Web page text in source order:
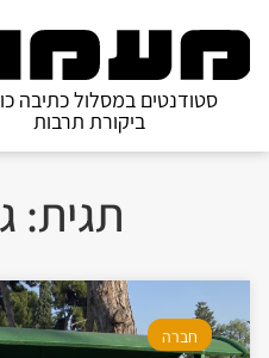
סטודנטים במסלול כתיבה
ביקורת תרבות
תגית:
חברה